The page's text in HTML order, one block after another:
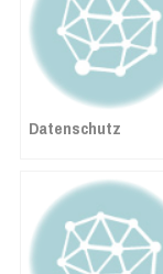
Datenschutz